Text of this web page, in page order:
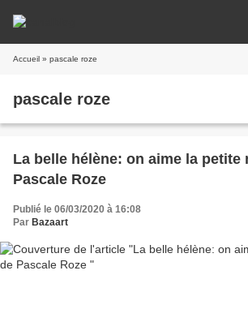
Accueil » pascale roze
pascale roze
La belle hélène: on aime la petite
Pascale Roze
Publié le 06/03/2020 à 16:08
Par Bazaart